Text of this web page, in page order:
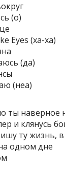
(о)
Eyes (ха-ха)
(да)
(неа)
ты наверное
и клянусь
ту жизнь,
одном дне